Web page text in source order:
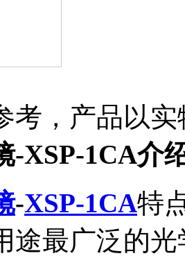
考，产品以
-XSP-1CA介
-XSP-1CA特
途最广泛的